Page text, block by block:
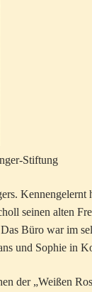
Stiftung
Kennengelernt
seinen alten
Büro war im
und Sophie in
der „Weißen